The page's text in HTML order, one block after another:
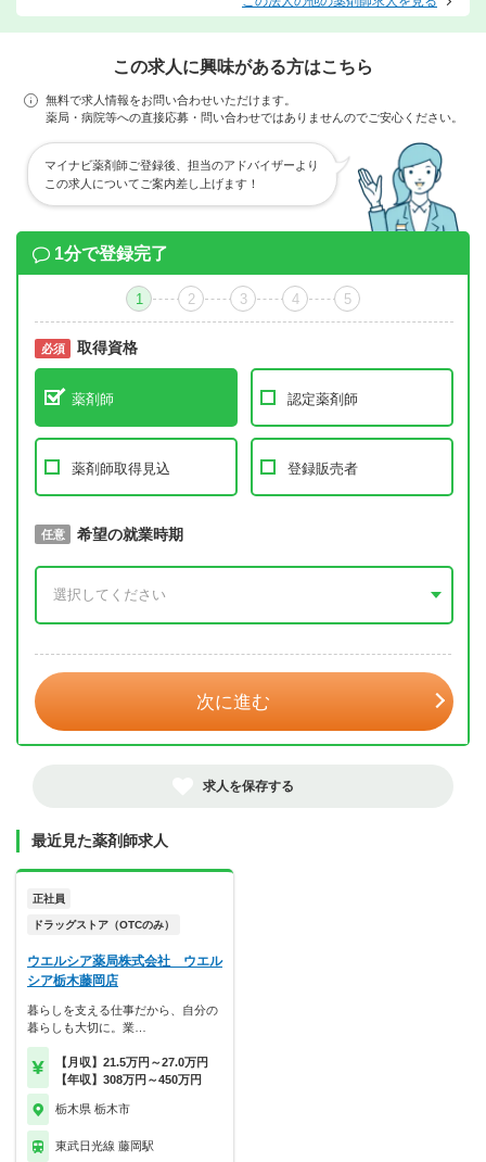
この求人に興味がある方はこちら
無料で求人情報をお問い合わせいただけます。
薬局・病院等への直接応募・問い合わせではありませんのでご安心ください。
マイナビ薬剤師ご登録後、担当のアドバイザーより
この求人についてご案内差し上げます！
1分で登録完了
1 2 3 4 5
必須 取得資格
薬剤師 認定薬剤師
薬剤師取得見込 登録販売者
必須 取得予定年
任意 希望の就業時期
次に進む
求人を保存する
最近見た薬剤師求人
正社員
ドラッグストア（OTCのみ）
ウエルシア薬局株式会社 ウエル
シア栃木藤岡店
暮らしを支える仕事だから、自分の
暮らしも大切に。業…
【月収】21.5万円～27.0万円
【年収】308万円～450万円
栃木県 栃木市
東武日光線 藤岡駅